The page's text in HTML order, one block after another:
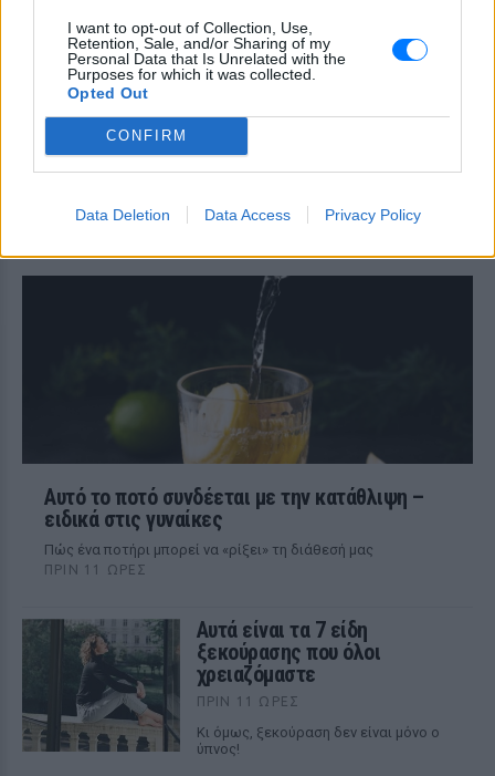
I want to opt-out of Collection, Use,
Retention, Sale, and/or Sharing of my
Personal Data that Is Unrelated with the
Purposes for which it was collected.
Opted Out
CONFIRM
Data Deletion Data Access Privacy Policy
ΠΡΙΝ 11 ΏΡΕΣ
Το look που αποδεικνύει ότι η κομψότητα
δεν χρειάζεται προσπάθεια
Τα 5 πιο ρομαντικά χωριά της
Ελλάδας για εκδρομή με το
ταίρι σου
Πέντε ελληνικά χωριά φτιαγμένα για
Αυτό το ποτό συνδέεται με την κατάθλιψη –
ειδικά στις γυναίκες
Πώς ένα ποτήρι μπορεί να «ρίξει» τη διάθεσή μας
ΠΡΙΝ 11 ΏΡΕΣ
Αυτά είναι τα 7 είδη
ξεκούρασης που όλοι
χρειαζόμαστε
ΠΡΙΝ 11 ΏΡΕΣ
Κι όμως, ξεκούραση δεν είναι μόνο ο
ύπνος!